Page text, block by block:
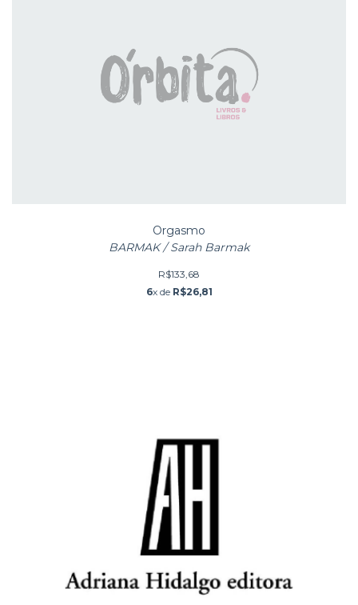
Orgasmo
BARMAK / Sarah Barmak
R$133,68
6x de R$26,81